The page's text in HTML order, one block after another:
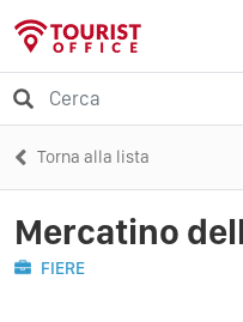
Torna alla lista
Mercatino
FIERE